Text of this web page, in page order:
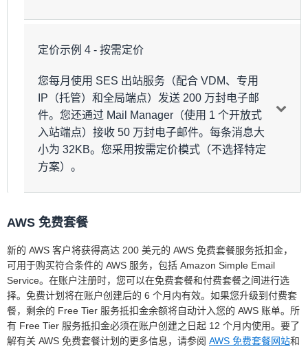
专用 IP - 托
管
+ 每封电子邮件
的费用
USD/1,1000 封电
邮件（每月 1000
万–5000 万封），
0.02 USD/1000 封
电子邮件（每月
5000 万–1 亿
封），联系我们
IP（BYOIP）
24.95 USD/月/IP
24.95 USD x 256 =
6387.20 USD 的最
低成本。
每封电子邮件的费
用：0.07
USD/1000 封电子
（专业版）
每月总费用
USD
项目
传出邮件（企
业版）
1000 万 × 0.23
USD/1000 + 4000 万 ×
0.18 USD/1000
9500.00
USD
传出邮件数据
(0.00005 GB × 50M) ×
0.12 USD/GB
300.00
USD
传入邮件区块
× 0.09 USD/1000
USD
每月固定费用
（企业版）
500 USD/账户/区域/月
500.00
USD
每月总费用
10374.27
USD
定价示例 4 - 按需定价
您每月使用 SES 出站服务（配合 VDM、专用
IP（托管）和全局端点）发送 200 万封电子邮
件。您还通过 Mail Manager（使用 1 个开放式
入站端点）接收 50 万封电子邮件。每条消息大
小为 32KB。您采用按需定价模式（不选择特定
方案）。
项目
出站电子邮件
200 万 × 0.10
USD/1000
200.00
USD
传出邮件数据
(0.000032 GB × 2M) ×
0.12 USD/GB
7.68
USD
VDM — SES 可
200 万 × 0.07
140.00
AWS 免费套餐
新的 AWS 客户将获得高达 200 美元的 AWS 免费套餐服务抵扣金，
可用于购买符合条件的 AWS 服务，包括 Amazon Simple Email
Service。在账户注册时，您可以在免费套餐和付费套餐之间进行选
择。免费计划将在账户创建后的 6 个月内有效。如果您升级到付费套
餐，剩余的 Free Tier 服务抵扣金余额将自动计入您的 AWS 账单。所
有 Free Tier 服务抵扣金必须在账户创建之日起 12 个月内使用。要了
解有关 AWS 免费套餐计划的更多信息，请参阅 AWS 免费套餐网站和